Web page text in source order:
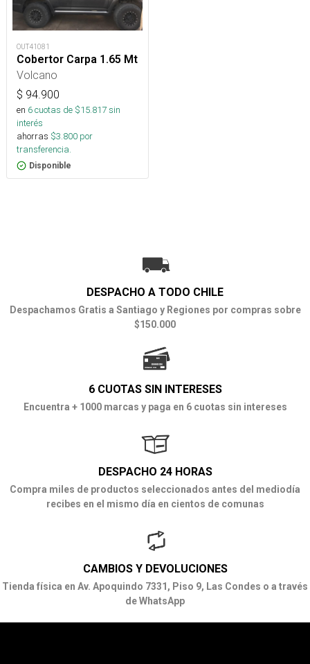
OUT41081
Cobertor Carpa 1.65 Mt
Volcano
$ 94.900
en 6cuotas de $15.817sin
interés
ahorras $3.800 por
transferencia.
Disponible
DESPACHO A TODO CHILE
Despachamos Gratis a Santiago y Regiones por compras sobre
$150.000
6 CUOTAS SIN INTERESES
Encuentra + 1000 marcas y paga en 6 cuotas sin intereses
DESPACHO 24 HORAS
Compra miles de productos seleccionados antes del mediodía
recibes en el mismo día en cientos de comunas
CAMBIOS Y DEVOLUCIONES
Tienda física en Av. Apoquindo 7331, Piso 9, Las Condes o a través
de WhatsApp